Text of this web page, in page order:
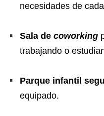
necesidades de
Sala de coworking
trabajando o
Parque infantil
equipado.